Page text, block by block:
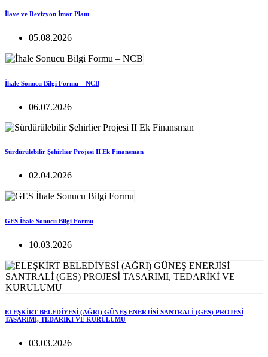
İlave ve Revizyon İmar Planı
05.08.2026
İhale Sonucu Bilgi Formu – NCB
06.07.2026
Sürdürülebilir Şehirlier Projesi II Ek Finansman
02.04.2026
GES İhale Sonucu Bilgi Formu
10.03.2026
ELEŞKİRT BELEDİYESİ (AĞRI) GÜNEŞ ENERJİSİ SANTRALİ (GES) PROJESİ
TASARIMI, TEDARİKİ VE KURULUMU
03.03.2026